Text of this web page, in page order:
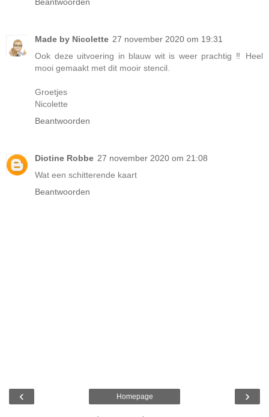
Made by Nicolette 27 november 2020 om 19:31
Ook deze uitvoering in blauw wit is weer prachtig ‼️ Heel
mooi gemaakt met dit mooir stencil.
Groetjes
Nicolette
Beantwoorden
Diotine Robbe 27 november 2020 om 21:08
Wat een schitterende kaart
Beantwoorden
‹ ›
Homepage